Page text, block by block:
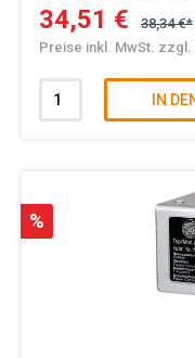
34,51 € 38,34 €*
Preise inkl. MwSt.
IN
%